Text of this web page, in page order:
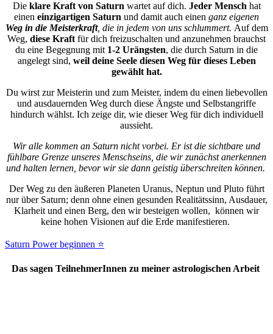
Die klare Kraft von Saturn wartet auf dich. Jeder Mensch hat
einen einzigartigen Saturn und damit auch einen ganz eigenen
Weg in die Meisterkraft, die in jedem von uns schlummert. Auf dem
Weg, diese Kraft für dich freizuschalten und anzunehmen brauchst
du eine Begegnung mit 1-2 Urängsten, die durch Saturn in die
angelegt sind, weil deine Seele diesen Weg für dieses Leben
gewählt hat.
Du wirst zur Meisterin und zum Meister, indem du einen liebevollen
und ausdauernden Weg durch diese Ängste und Selbstangriffe
hindurch wählst. Ich zeige dir, wie dieser Weg für dich individuell
aussieht.
Wir alle kommen an Saturn nicht vorbei. Er ist die sichtbare und
fühlbare Grenze unseres Menschseins, die wir zunächst anerkennen
und halten lernen, bevor wir sie dann geistig überschreiten können.
Der Weg zu den äußeren Planeten Uranus, Neptun und Pluto führt
nur über Saturn; denn ohne einen gesunden Realitätssinn, Ausdauer,
Klarheit und einen Berg, den wir besteigen wollen, können wir
keine hohen Visionen auf die Erde manifestieren.
Saturn Power beginnen ⭐
Das sagen TeilnehmerInnen zu meiner astrologischen Arbeit